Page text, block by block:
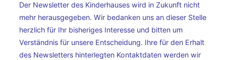
Der Newsletter des Kinderhauses wird in Zukunft nicht
mehr herausgegeben. Wir bedanken uns an dieser Stelle
herzlich für Ihr bisheriges Interesse und bitten um
Verständnis für unsere Entscheidung. Ihre für den Erhalt
des Newsletters hinterlegten Kontaktdaten werden wir